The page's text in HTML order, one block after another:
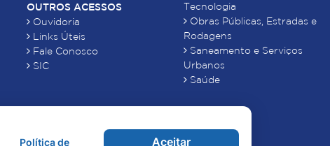
OUTROS ACESSOS
Ouvidoria
Links Úteis
Fale Conosco
SIC
Tecnologia
Obras Públicas, Estradas e
Rodagens
Saneamento e Serviços
Urbanos
Saúde
Política de Aceitar